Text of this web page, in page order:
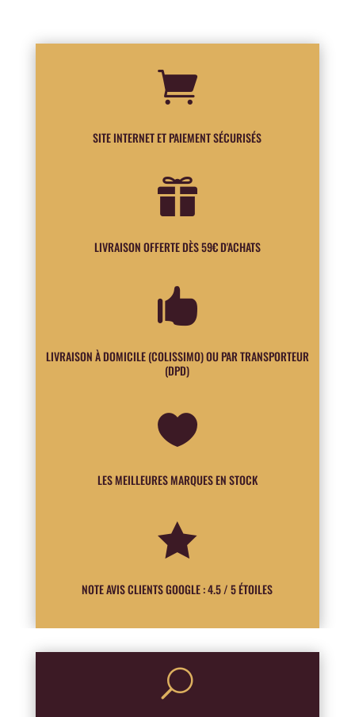

SITE INTERNET ET PAIEMENT SÉCURISÉS

LIVRAISON OFFERTE DÈS 59€ D'ACHATS

LIVRAISON À DOMICILE (COLISSIMO) OU PAR TRANSPORTEUR
(DPD)

LES MEILLEURES MARQUES EN STOCK

NOTE AVIS CLIENTS GOOGLE : 4.5 / 5 ÉTOILES
U